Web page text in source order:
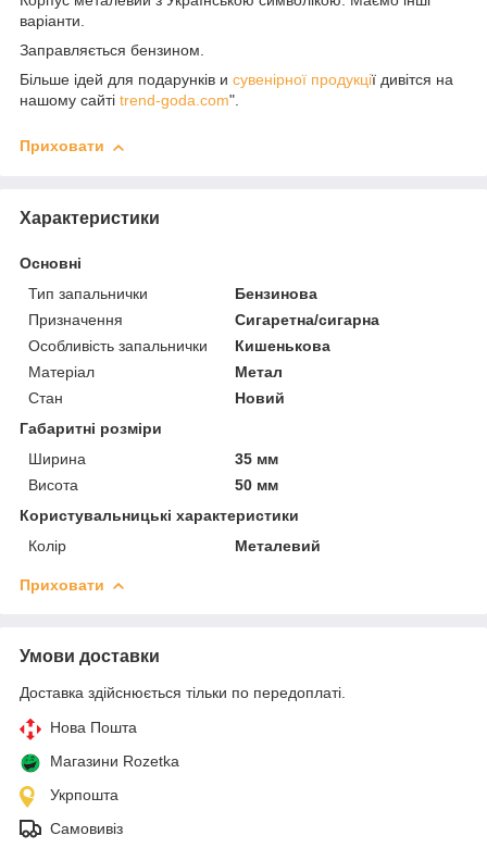
варіанти.
Заправляється бензином.
Більше ідей для подарунків и сувенірної продукції дивітся на
нашому сайті trend-goda.com".
Приховати
Характеристики
Основні
Тип запальнички
Бензинова
Призначення
Сигаретна/сигарна
Особливість запальнички
Кишенькова
Матеріал
Метал
Стан
Новий
Габаритні розміри
Ширина
35 мм
Висота
50 мм
Користувальницькі характеристики
Колір
Металевий
Приховати
Умови доставки
Доставка здійснюється тільки по передоплаті.
Нова Пошта
Магазини Rozetka
Укрпошта
Самовивіз